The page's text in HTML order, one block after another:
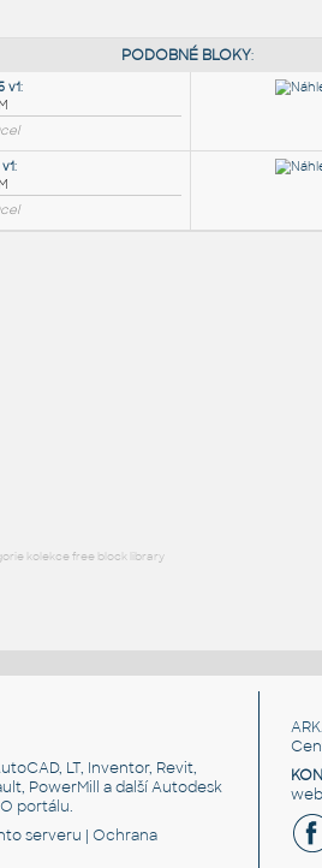
kolekce free block library
LT, Inventor, Revit,
PowerMill a další Autodesk
O portálu.
serveru |Ochrana